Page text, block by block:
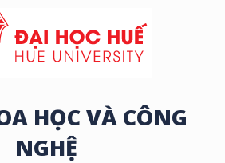
HỌC VÀ CÔNG
NGHỆ